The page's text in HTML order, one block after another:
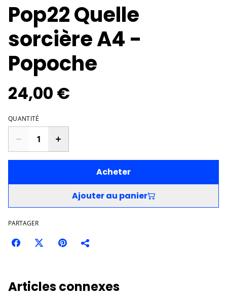
Pop22 Quelle
sorcière A4 -
Popoche
24,00 €
QUANTITÉ
Acheter
Ajouter au panier
PARTAGER
Articles connexes